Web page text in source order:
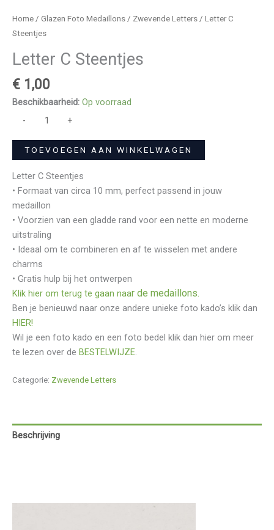
Home / Glazen Foto Medaillons / Zwevende Letters / Letter C
Steentjes
Letter C Steentjes
€ 1,00
Beschikbaarheid: Op voorraad
-
+
TOEVOEGEN AAN WINKELWAGEN
Letter C Steentjes
• Formaat van circa 10 mm, perfect passend in jouw
medaillon
• Voorzien van een gladde rand voor een nette en moderne
uitstraling
• Ideaal om te combineren en af te wisselen met andere
charms
• Gratis hulp bij het ontwerpen
Klik hier om terug te gaan naar de medaillons.
Ben je benieuwd naar onze andere unieke foto kado’s klik dan
HIER!
Wil je een foto kado en een foto bedel klik dan hier om meer
te lezen over de BESTELWIJZE.
Categorie: Zwevende Letters
Beschrijving